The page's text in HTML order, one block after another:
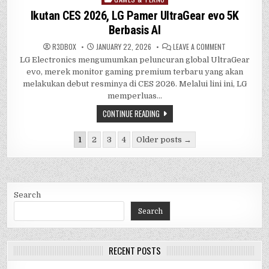
in
Ikutan CES 2026, LG Pamer UltraGear evo 5K
Berbasis AI
R3DB0X JANUARY 22, 2026 LEAVE A COMMENT
CES
2026,
LG
PAMER
ULTRAGEAR
LG Electronics mengumumkan peluncuran global UltraGear
evo, merek monitor gaming premium terbaru yang akan
melakukan debut resminya di CES 2026. Melalui lini ini, LG
memperluas…
CONTINUE READING
pagination
1 2 3 4 Older posts →
Search
Search
RECENT POSTS